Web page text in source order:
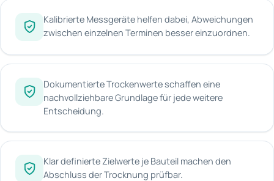
Kalibrierte Messgeräte helfen dabei, Abweichungen
zwischen einzelnen Terminen besser einzuordnen.
Dokumentierte Trockenwerte schaffen eine
nachvollziehbare Grundlage für jede weitere
Entscheidung.
Klar definierte Zielwerte je Bauteil machen den
Abschluss der Trocknung prüfbar.